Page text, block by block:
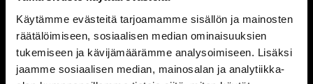
Käytämme evästeitä tarjoamamme sisällön ja mainosten
räätälöimiseen, sosiaalisen median ominaisuuksien
tukemiseen ja kävijämäärämme analysoimiseen. Lisäksi
jaamme sosiaalisen median, mainosalan ja analytiikka-
asioinnin käyttöön löytyvät
Sähköinen ilmoitus
Täytäensimmäinen sivu(Perustiedot) jatoinen